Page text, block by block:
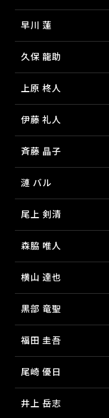
早川 蓮
久保 龍助
上原 柊人
伊藤 礼人
斉藤 晶子
漣 バル
尾上 剣清
森脇 唯人
横山 達也
黒部 竜聖
福田 圭吾
尾崎 優日
井上 岳志